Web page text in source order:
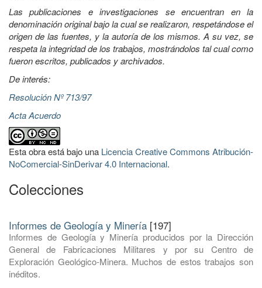
Las publicaciones e investigaciones se encuentran en la
denominación original bajo la cual se realizaron, respetándose el
origen de las fuentes, y la autoría de los mismos. A su vez, se
respeta la integridad de los trabajos, mostrándolos tal cual como
fueron escritos, publicados y archivados.
De interés:
Resolución Nº 713/97
Acta Acuerdo
Esta obra está bajo una Licencia Creative Commons Atribución-
NoComercial-SinDerivar 4.0 Internacional.
Colecciones
Informes de Geología y Minería [197]
Informes de Geología y Minería producidos por la Dirección
General de Fabricaciones Militares y por su Centro de
Exploración Geológico-Minera. Muchos de estos trabajos son
inéditos.